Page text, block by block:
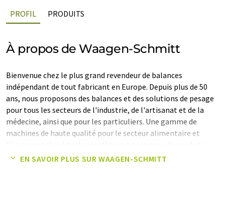
PROFIL PRODUITS
À propos de Waagen-Schmitt
Bienvenue chez le plus grand revendeur de balances
indépendant de tout fabricant en Europe. Depuis plus de 50
ans, nous proposons des balances et des solutions de pesage
pour tous les secteurs de l'industrie, de l'artisanat et de la
médecine, ainsi que pour les particuliers. Une gamme de
machines de haute qualité pour le secteur alimentaire et
EN SAVOIR PLUS SUR WAAGEN-SCHMITT